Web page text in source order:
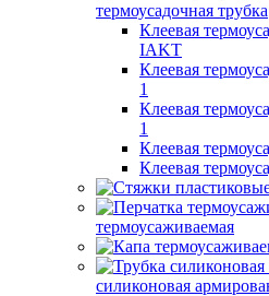
термоусадочная трубка
Клеевая
IAKT
Клеевая
1
Клеевая
1
Клеевая
Клеевая
термоусаживаемая
силиконовая